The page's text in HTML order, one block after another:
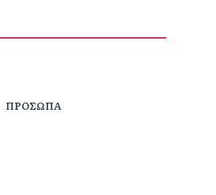
ΠΡΟΣΩΠΑ